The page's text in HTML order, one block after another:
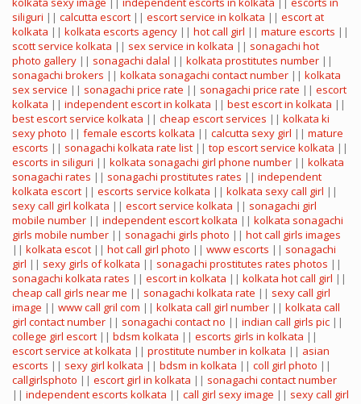
siliguri || calcutta escort || escort service in kolkata || escort at
kolkata || kolkata escorts agency || hot call girl || mature escorts ||
scott service kolkata || sex service in kolkata || sonagachi hot
photo gallery || sonagachi dalal || kolkata prostitutes number ||
sonagachi brokers || kolkata sonagachi contact number || kolkata
sex service || sonagachi price rate || sonagachi price rate || escort
kolkata || independent escort in kolkata || best escort in kolkata ||
best escort service kolkata || cheap escort services || kolkata ki
sexy photo || female escorts kolkata || calcutta sexy girl || mature
escorts || sonagachi kolkata rate list || top escort service kolkata ||
escorts in siliguri || kolkata sonagachi girl phone number || kolkata
sonagachi rates || sonagachi prostitutes rates || independent
kolkata escort || escorts service kolkata || kolkata sexy call girl ||
sexy call girl kolkata || escort service kolkata || sonagachi girl
mobile number || independent escort kolkata || kolkata sonagachi
girls mobile number || sonagachi girls photo || hot call girls images
|| kolkata escot || hot call girl photo || www escorts || sonagachi
girl || sexy girls of kolkata || sonagachi prostitutes rates photos ||
sonagachi kolkata rates || escort in kolkata || kolkata hot call girl ||
cheap call girls near me || sonagachi kolkata rate || sexy call girl
image || www call gril com || kolkata call girl number || kolkata call
girl contact number || sonagachi contact no || indian call girls pic ||
college girl escort || bdsm kolkata || escorts girls in kolkata ||
escort service at kolkata || prostitute number in kolkata || asian
escorts || sexy girl kolkata || bdsm in kolkata || coll girl photo ||
callgirlsphoto || escort girl in kolkata || sonagachi contact number
|| independent escorts kolkata || call girl sexy image || sexy call girl